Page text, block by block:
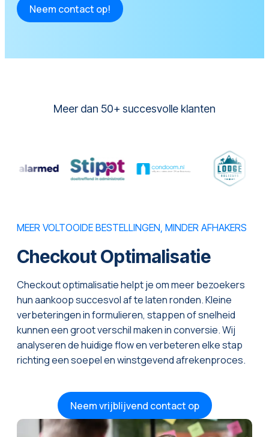
Neem contact op!
Meer dan 50+ succesvolle klanten
MEER VOLTOOIDE BESTELLINGEN, MINDER AFHAKERS
Checkout Optimalisatie
Checkout optimalisatie helpt je om meer bezoekers
hun aankoop succesvol af te laten ronden. Kleine
verbeteringen in formulieren, stappen of snelheid
kunnen een groot verschil maken in conversie. Wij
analyseren de huidige flow en verbeteren elke stap
richting een soepel en winstgevend afrekenproces.
Neem vrijblijvend contact op